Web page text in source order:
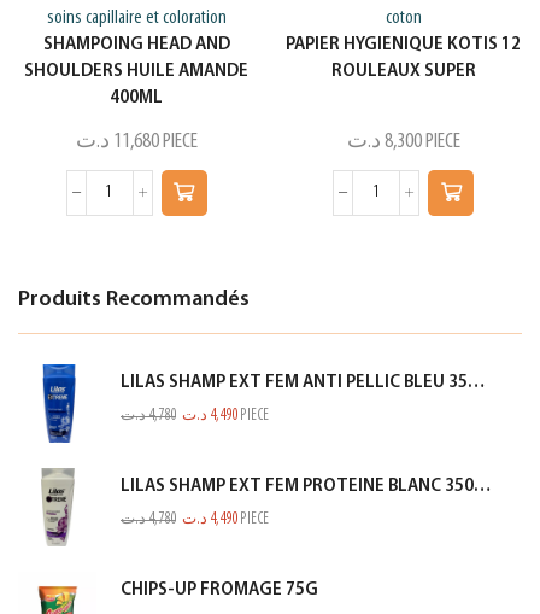
soins capillaire et coloration
SHAMPOING HEAD AND
SHOULDERS HUILE AMANDE
400ML
11,680 د.ت PIECE
coton
PAPIER HYGIENIQUE KOTIS 12
ROULEAUX SUPER
8,300 د.ت PIECE
Produits Recommandés
LILAS SHAMP EXT FEM ANTI PELLIC BLEU 350ML
4,780د.ت 4,490 د.ت PIECE
LILAS SHAMP EXT FEM PROTEINE BLANC 350ML
4,780د.ت 4,490 د.ت PIECE
CHIPS-UP FROMAGE 75G